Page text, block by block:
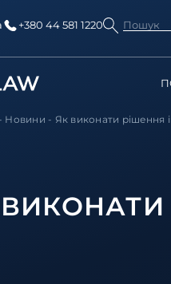
+380 44 581 1220 Пошук
Новини - Як виконати рішення